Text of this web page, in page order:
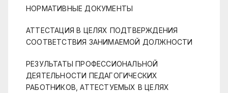
НОРМАТИВНЫЕ ДОКУМЕНТЫ
АТТЕСТАЦИЯ В ЦЕЛЯХ ПОДТВЕРЖДЕНИЯ
СООТВЕТСТВИЯ ЗАНИМАЕМОЙ ДОЛЖНОСТИ
РЕЗУЛЬТАТЫ ПРОФЕССИОНАЛЬНОЙ
ДЕЯТЕЛЬНОСТИ ПЕДАГОГИЧЕСКИХ
РАБОТНИКОВ, АТТЕСТУЕМЫХ В ЦЕЛЯХ